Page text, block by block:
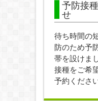
予防接
せ
待ち時間の
防のため予
帯を設けま
接種をご希
予約ください